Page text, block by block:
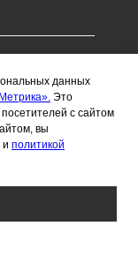
данных
Это
с сайтом
вы
и политикой